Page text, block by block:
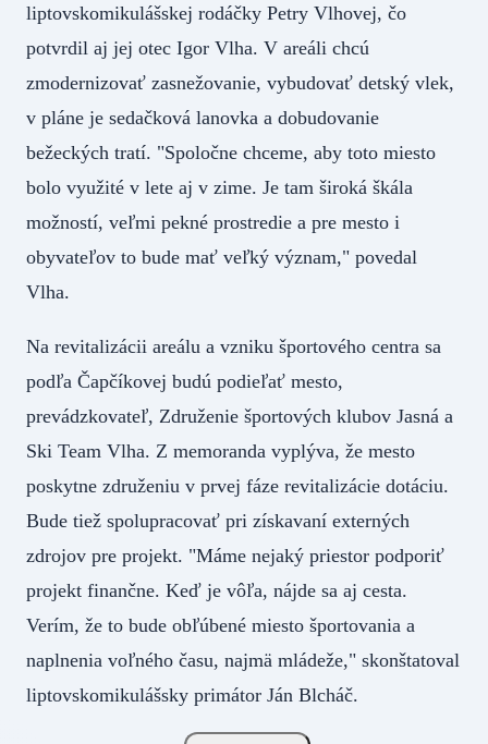
liptovskomikulášskej rodáčky Petry Vlhovej, čo
potvrdil aj jej otec Igor Vlha. V areáli chcú
zmodernizovať zasnežovanie, vybudovať detský vlek,
v pláne je sedačková lanovka a dobudovanie
bežeckých tratí. "Spoločne chceme, aby toto miesto
bolo využité v lete aj v zime. Je tam široká škála
možností, veľmi pekné prostredie a pre mesto i
obyvateľov to bude mať veľký význam," povedal
Vlha.
Na revitalizácii areálu a vzniku športového centra sa
podľa Čapčíkovej budú podieľať mesto,
prevádzkovateľ, Združenie športových klubov Jasná a
Ski Team Vlha. Z memoranda vyplýva, že mesto
poskytne združeniu v prvej fáze revitalizácie dotáciu.
Bude tiež spolupracovať pri získavaní externých
zdrojov pre projekt. "Máme nejaký priestor podporiť
projekt finančne. Keď je vôľa, nájde sa aj cesta.
Verím, že to bude obľúbené miesto športovania a
naplnenia voľného času, najmä mládeže," skonštatoval
liptovskomikulášsky primátor Ján Blcháč.